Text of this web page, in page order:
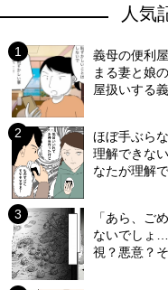
人気
義母の便利
まる妻と娘
屋扱いする
ほぼ手ぶら
理解できな
なたが理解
「あら、ご
ないでしょ
視？悪意？